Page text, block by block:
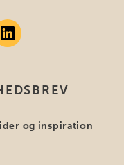
og inspiration